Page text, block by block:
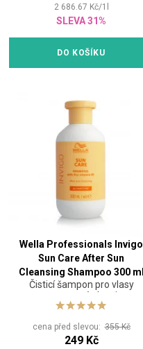
2 686.67 Kč/1
SLEVA 31%
DO KOŠÍKU
Wella Professionals Invigo
Sun Care After Sun
Cleansing Shampoo 300 ml
Čisticí šampon pro vlasy
vystavené slunci
cena před slevou:355 Kč
249 Kč